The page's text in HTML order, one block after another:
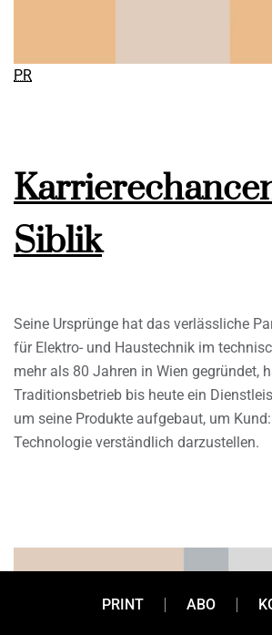
PR
Siblik
Seine Ursprünge hat das verlässliche
für Elektro- und Haustechnik im
mehr als 80 Jahren in Wien gegründet,
Traditionsbetrieb bis heute ein
um seine Produkte aufgebaut, um
Technologie verständlich darzustellen.
PRINT ABO